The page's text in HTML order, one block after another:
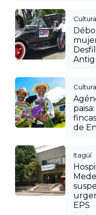
Cultura
Cultura
de
Itagüí
EPS